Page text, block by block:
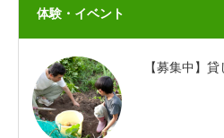
体験・イベント
【募集中】